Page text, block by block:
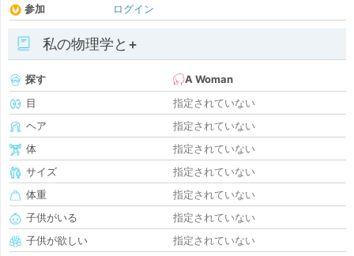
参加
ログイン
私の物理学と+
探す
A Woman
目
指定されていない
ヘア
指定されていない
体
指定されていない
サイズ
指定されていない
体重
指定されていない
子供がいる
指定されていない
子供が欲しい
指定されていない